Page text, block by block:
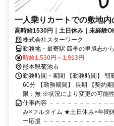
一人乗りカートでの敷地内
高時給1530円｜土日休み｜未経験
運搬｜20代～50代の男性活躍中
株式会社スターワーク
勤務地・最寄駅 四季の里旭志か
時給1,530円～1,913円
熊本県菊池市
勤務時間・期間 【勤務時間】 朝
60分 【勤務期間】 長期 【契約
限：無 ※状況により変更の可能
仕事内容 －－－－－－－－－
み×フルタイム ★土日休み×年間
ー応援 －－－－－－－－－－－